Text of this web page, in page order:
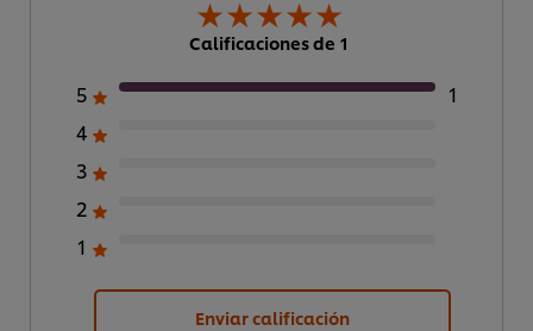
Calificaciones de 1
5
1
4
3
2
1
Enviar calificación
Las cookies te permiten disfrutar de ciertas
funcionalidades (como guardar tu carrito de la compra